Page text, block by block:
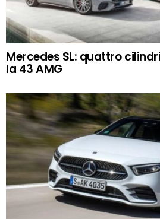
Mercedes SL: quattro
la 43 AMG